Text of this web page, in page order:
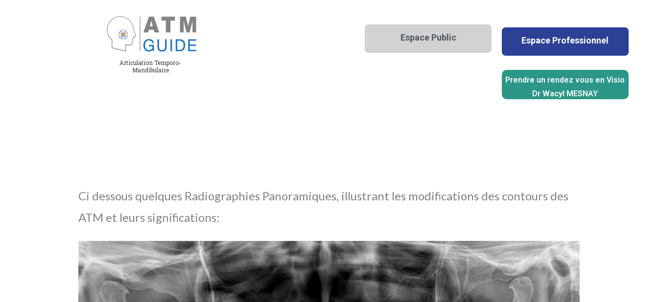
Articulation Temporo-
Mandibulaire
Espace Public Espace Professionnel
Prendre un rendez vous en Visio
Dr Wacyl MESNAY
Ci dessous quelques Radiographies Panoramiques, illustrant les modifications des contours des
ATM et leurs significations: